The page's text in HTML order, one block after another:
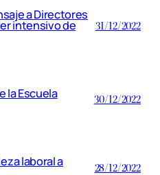
a Directores
intensivo de 31/12/2022
la Escuela 30/12/2022
laboral a 28/12/2022